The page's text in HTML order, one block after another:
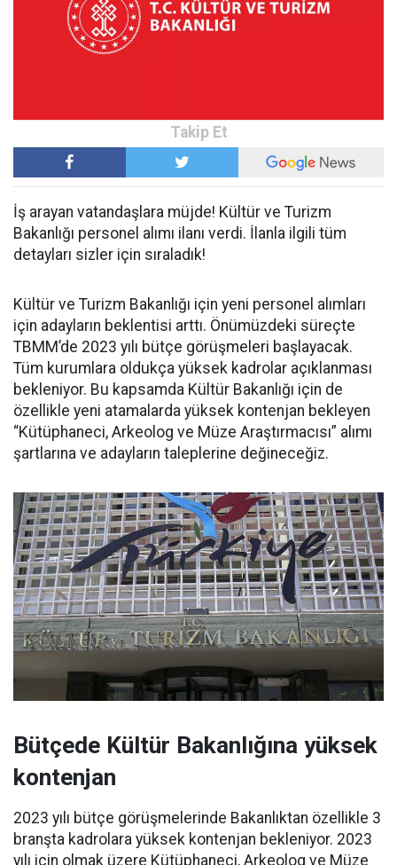
İş arayan vatandaşlara müjde! Kültür ve Turizm
Bakanlığı personel alımı ilanı verdi. İlanla ilgili tüm
detayları sizler için sıraladık!
Kültür ve Turizm Bakanlığı için yeni personel alımları
için adayların beklentisi arttı. Önümüzdeki süreçte
TBMM’de 2023 yılı bütçe görüşmeleri başlayacak.
Tüm kurumlara oldukça yüksek kadrolar açıklanması
bekleniyor. Bu kapsamda Kültür Bakanlığı için de
özellikle yeni atamalarda yüksek kontenjan bekleyen
“Kütüphaneci, Arkeolog ve Müze Araştırmacısı” alımı
şartlarına ve adayların taleplerine değineceğiz.
Bütçede Kültür Bakanlığına yüksek
kontenjan
2023 yılı bütçe görüşmelerinde Bakanlıktan özellikle 3
branşta kadrolara yüksek kontenjan bekleniyor. 2023
yılı için olmak üzere Kütüphaneci, Arkeolog ve Müze